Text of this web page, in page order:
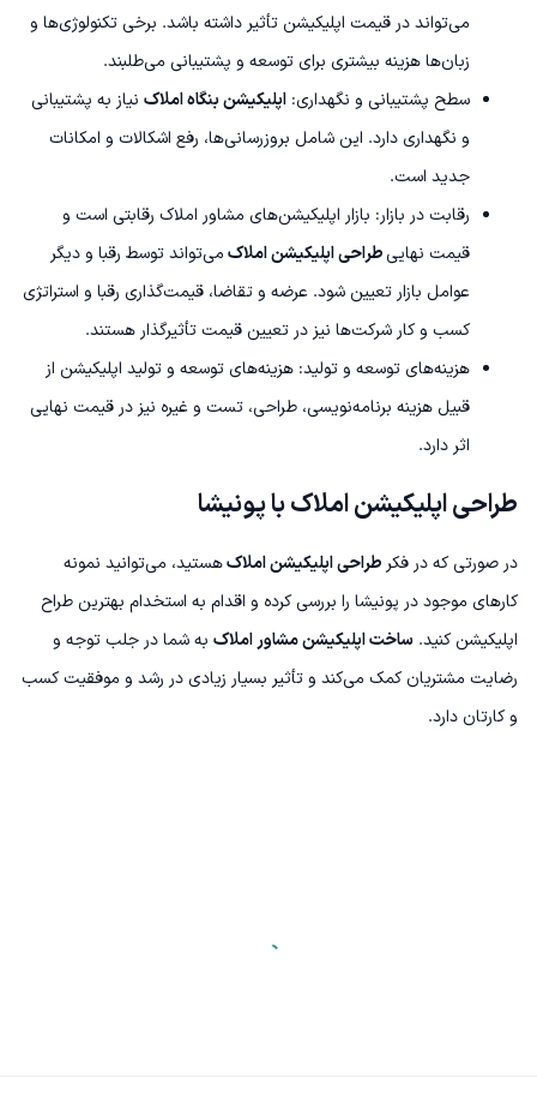
می‌تواند در قیمت اپلیکیشن تأثیر داشته باشد. برخی تکنولوژی‌ها و
زبان‌ها هزینه بیشتری برای توسعه و پشتیبانی می‌طلبند.
سطح پشتیبانی و نگهداری: اپلیکیشن بنگاه املاک نیاز به پشتیبانی
و نگهداری دارد. این شامل بروزرسانی‌ها، رفع اشکالات و امکانات
جدید است.
رقابت در بازار: بازار اپلیکیشن‌های مشاور املاک رقابتی است و
قیمت نهاییطراحی اپلیکیشن املاکمی‌تواند توسط رقبا و دیگر
عوامل بازار تعیین شود. عرضه و تقاضا، قیمت‌گذاری رقبا و استراتژی
کسب و کار شرکت‌ها نیز در تعیین قیمت تأثیرگذار هستند.
هزینه‌های توسعه و تولید: هزینه‌های توسعه و تولید اپلیکیشن از
قبیل هزینه برنامه‌نویسی، طراحی، تست و غیره نیز در قیمت نهایی
اثر دارد.
طراحی اپلیکیشن املاک با پونیشا
در صورتی که در فکرطراحی اپلیکیشن املاکهستید، می‌توانید نمونه
کارهای موجود در پونیشا را بررسی کرده و اقدام به استخدام بهترین طراح
اپلیکیشن کنید. ساخت اپلیکیشن مشاور املاک به شما در جلب توجه و
رضایت مشتریان کمک می‌کند و تأثیر بسیار زیادی در رشد و موفقیت کسب
و کارتان دارد.